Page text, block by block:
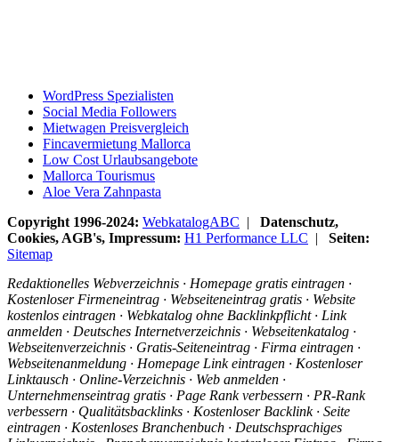
WordPress Spezialisten
Social Media Followers
Mietwagen Preisvergleich
Fincavermietung Mallorca
Low Cost Urlaubsangebote
Mallorca Tourismus
Aloe Vera Zahnpasta
Copyright 1996-2024: WebkatalogABC | Datenschutz,
Cookies, AGB's, Impressum: H1 Performance LLC | Seiten:
Sitemap
Redaktionelles Webverzeichnis · Homepage gratis eintragen ·
Kostenloser Firmeneintrag · Webseiteneintrag gratis · Website
kostenlos eintragen · Webkatalog ohne Backlinkpflicht · Link
anmelden · Deutsches Internetverzeichnis · Webseitenkatalog ·
Webseitenverzeichnis · Gratis-Seiteneintrag · Firma eintragen ·
Webseitenanmeldung · Homepage Link eintragen · Kostenloser
Linktausch · Online-Verzeichnis · Web anmelden ·
Unternehmenseintrag gratis · Page Rank verbessern · PR-Rank
verbessern · Qualitätsbacklinks · Kostenloser Backlink · Seite
eintragen · Kostenloses Branchenbuch · Deutschsprachiges